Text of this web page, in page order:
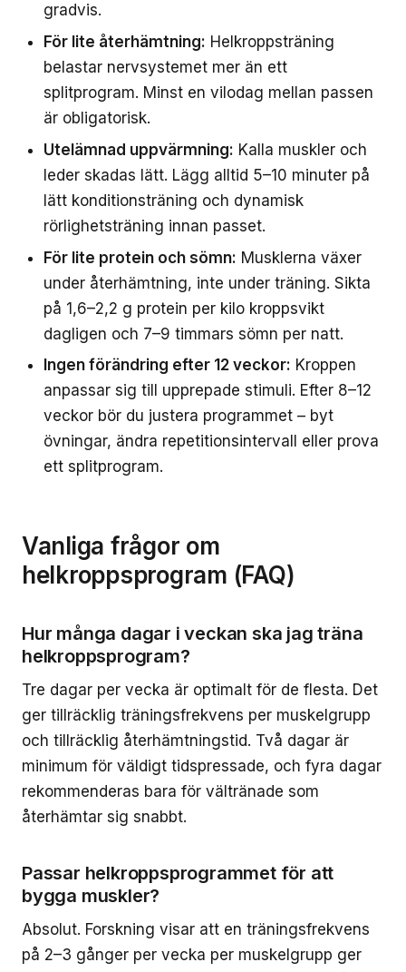
gradvis.
För lite återhämtning: Helkroppsträning
belastar nervsystemet mer än ett
splitprogram. Minst en vilodag mellan passen
är obligatorisk.
Utelämnad uppvärmning: Kalla muskler och
leder skadas lätt. Lägg alltid 5–10 minuter på
lätt konditionsträning och dynamisk
rörlighetsträning innan passet.
För lite protein och sömn: Musklerna växer
under återhämtning, inte under träning. Sikta
på 1,6–2,2 g protein per kilo kroppsvikt
dagligen och 7–9 timmars sömn per natt.
Ingen förändring efter 12 veckor: Kroppen
anpassar sig till upprepade stimuli. Efter 8–12
veckor bör du justera programmet – byt
övningar, ändra repetitionsintervall eller prova
ett splitprogram.
Vanliga frågor om
helkroppsprogram (FAQ)
Hur många dagar i veckan ska jag träna
helkroppsprogram?
Tre dagar per vecka är optimalt för de flesta. Det
ger tillräcklig träningsfrekvens per muskelgrupp
och tillräcklig återhämtningstid. Två dagar är
minimum för väldigt tidspressade, och fyra dagar
rekommenderas bara för vältränade som
återhämtar sig snabbt.
Passar helkroppsprogrammet för att
bygga muskler?
Absolut. Forskning visar att en träningsfrekvens
på 2–3 gånger per vecka per muskelgrupp ger